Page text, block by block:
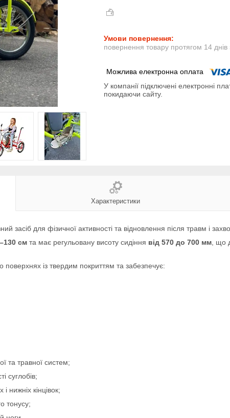
повернення товару протягом 14 днів
У компанії підключені електронні
покидаючи сайту.
Характеристики
засіб для фізичної активності та відновлення після травм і
см та має регульовану висоту сидіння від 570 до 700 мм , що
із твердим покриттям та забезпечує:
та травної систем;
суглобів;
нижніх кінцівок;
тонусу;